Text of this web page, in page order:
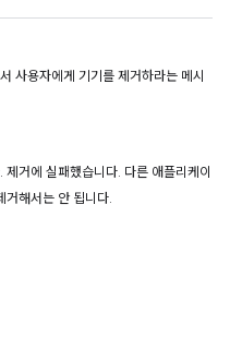
사용자에게 기기를 제거하라는 메시
거에 실패했습니다. 다른 애플리케이
거해서는 안 됩니다.